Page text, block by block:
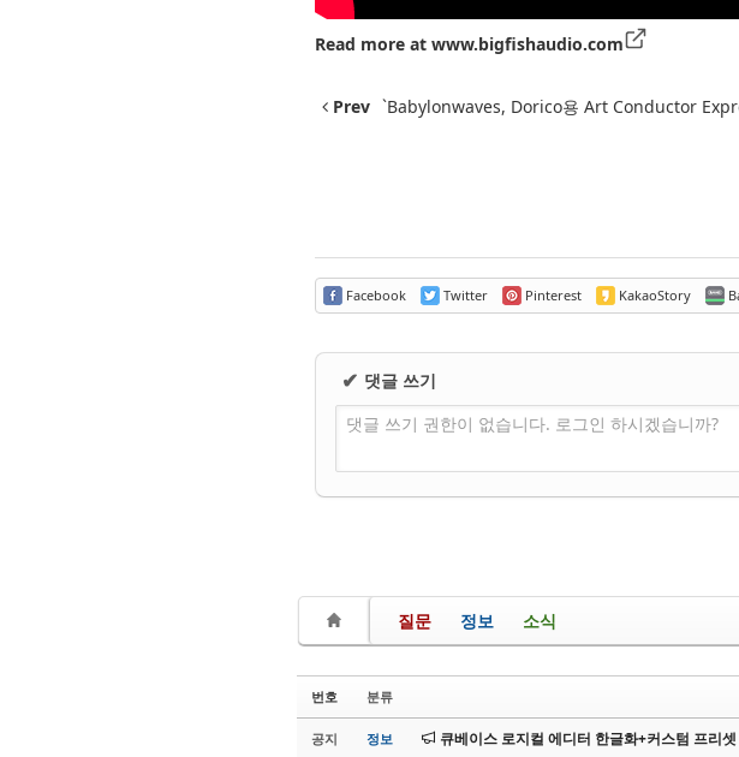
Read more at www.bigfishaudio.com
Prev `Babylonwaves, Dorico용 Art Conductor
Facebook Twitter Pinterest KakaoStory
✔ 댓글 쓰기
댓글 쓰기 권한이 없습니다. 로그인 하시겠습니까?
질문 정보 소식
번호 분류
공지 정보 큐베이스 로지컬 에디터 한글화+커스텀 프리셋